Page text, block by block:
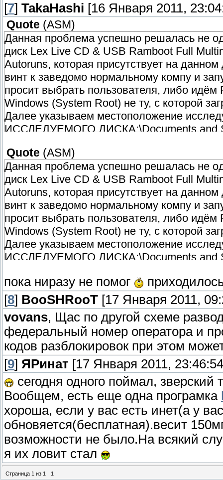
[7] TakaHashi [16 Января 2011,
Quote (ASM)
Данная проблема успешно решалась не
диск Lex Live CD & USB Ramboot Full
Autoruns, которая присутствует на
винт к заведомо нормальному компу и
просит выбрать пользователя, либо
Windows (System Root) не ту, с которой
Далее указываем местоположение
ИССЛЕДУЕМОГО ДИСКА:\Documents and
HKLM\SOFTWARE\Microsoft\Windows
userinit.exe . Вражий гад часто сидит тут
обнаружен, снимаем с него галку,
Саму строку (где сняли галку) можно
вторую
быть только Explorer.exe. Если есть что-
Удач
Quote (ASM)
Данная проблема успешно решалась не
диск Lex Live CD & USB Ramboot Full
Autoruns, которая присутствует на
винт к заведомо нормальному компу и
просит выбрать пользователя, либо
Windows (System Root) не ту, с которой
Далее указываем местоположение
ИССЛЕДУЕМОГО ДИСКА:\Documents and
HKLM\SOFTWARE\Microsoft\Windows
userinit.exe . Вражий гад часто сидит тут
обнаружен, снимаем с него галку,
Саму строку (где сняли галку) можно
вторую
быть только Explorer.exe. Если есть что-
Удач
пока ниразу не помог
[8] BooSHRooT [17 Января 2011,
vovans, Щас по другой схеме
федеральный номер оператора и
кодов разблокировок при этом
[9] ЯРинат [17 Января 2011,
сегодня одного поймал,
Вообщем, есть еще одна програмка
хороша, если у вас есть инет(а у
обновяется(бесплатная).весит
возможности не было.На всякий
я их ловит стал
Страница 1 из 1 1